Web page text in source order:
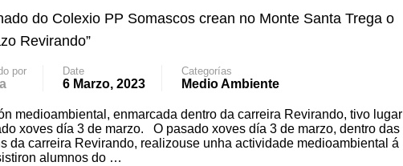
do Colexio PP Somascos crean no Monte Santa Trega o
Revirando”
por Date
6 Marzo, 2023
Categorías
Medio Ambiente
medioambiental, enmarcada dentro da carreira Revirando, tivo lugar
xoves día 3 de marzo. O pasado xoves día 3 de marzo, dentro das
da carreira Revirando, realizouse unha actividade medioambiental á
alumnos do …